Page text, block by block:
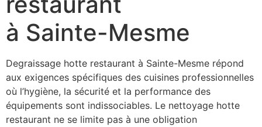
à Sainte-Mesme
Degraissage hotte restaurant à Sainte-Mesme répond
aux exigences spécifiques des cuisines professionnelles
où l’hygiène, la sécurité et la performance des
équipements sont indissociables. Le nettoyage hotte
restaurant ne se limite pas à une obligation